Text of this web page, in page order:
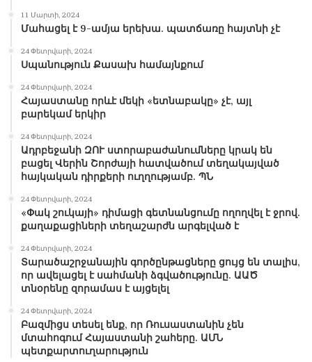
11 Մարտի, 2024
Մահացել է 9-ամյա երեխա. պատճառը հայտնի չէ
24 Փետրվարի, 2024
Սպանություն Քասախ համայնքում
24 Փետրվարի, 2024
Հայաստանը որևէ մեկի «ետնաբակը» չէ, այլ
բարեկամ երկիր
24 Փետրվարի, 2024
Ադրբեջանի ԶՈՒ ստորաբաժանումները կրակ են
բացել Վերին Շորժայի հատվածում տեղակայված
հայկական դիրքերի ուղղությամբ. ՊՆ
24 Փետրվարի, 2024
«Փակ շուկայի» դիմացի գետնանցումը ողողվել է ջրով.
քաղաքացիների տեղաշարժն արգելված է
24 Փետրվարի, 2024
Տարածաշրջանային գործընթացները ցույց են տալիս,
որ ավելացել է սահմանի ձգվածությունը. ԱԱԾ
տնօրենը զորամաս է այցելել
24 Փետրվարի, 2024
Բազմիցս տեսել ենք, որ Ռուսաստանին չեն
մտահոգում Հայաստանի շահերը. ԱՄՆ
պետքարտուղարություն